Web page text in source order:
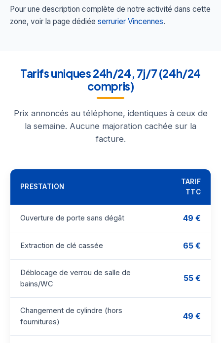
Pour une description complète de notre activité dans cette
zone, voir la page dédiée serrurier Vincennes.
Tarifs uniques 24h/24, 7j/7 (24h/24
compris)
Prix annoncés au téléphone, identiques à ceux de
la semaine. Aucune majoration cachée sur la
facture.
PRESTATION
TARIF
TTC
Ouverture de porte sans dégât 49 €
Extraction de clé cassée 65 €
Déblocage de verrou de salle de
bains/WC
55 €
Changement de cylindre (hors
fournitures)
49 €